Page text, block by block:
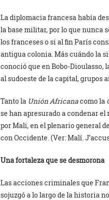
La diplomacia francesa había
la base militar, por lo que nunca
los franceses o si al fin París
antigua colonia. Más cuándo la
conoció que en Bobo-Dioulasso,
al sudoeste de la capital, grupos
Tanto la Unión Africanacomo la
se han apresurado a condenar
por Mali, en el plenario general
con Occidente. (Ver: Malí.
Una fortaleza que se desmorona
Las acciones criminales que
sojuzgó a lo largo de la historia